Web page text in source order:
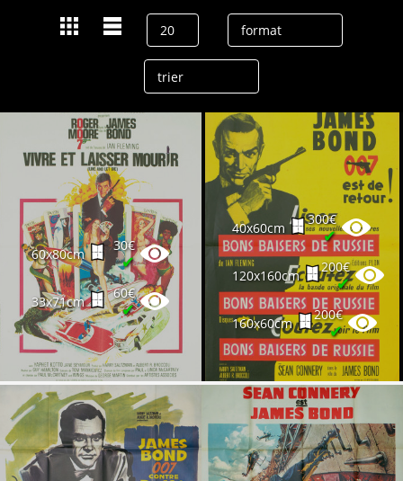
60x80cm
30€
✔
33x71cm
60€
✔
40x60cm
300€
✔
120x160cm
200€
✔
160x60cm
200€
✔